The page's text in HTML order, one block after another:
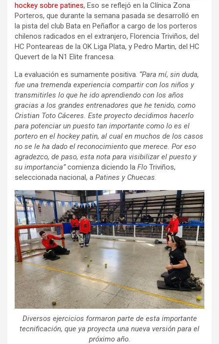
hockey sobre patines, Eso se reflejó en la Clínica Zona
Porteros, que durante la semana pasada se desarrolló en
la pista del club Bata en Peñaflor a cargo de los porteros
chilenos radicados en el extranjero, Florencia Triviños, del
HC Ponteareas de la OK Liga Plata, y Pedro Martin, del HC
Quevert de la N1 Elite francesa.
La evaluación es sumamente positiva. “Para mí, sin duda,
fue una tremenda experiencia compartir con los niños y
transmitirles lo que he ido aprendiendo con los años
gracias a los grandes entrenadores que he tenido, como
Cristian Toto Cáceres. Este proyecto decidimos hacerlo
para potenciar un puesto tan importante como lo es el
portero en el hockey patin, al cual en muchos de los casos
no se le ha dado el reconocimiento que merece. Por eso
agradezco, de paso, esta nota para visibilizar el puesto y
su importancia”comienza diciendo la Flo Triviños,
seleccionada nacional, a Patines y Chuecas
Diversos ejercicios formaron parte de esta importante
tecnificación, que ya proyecta una nueva versión para el
próximo año.